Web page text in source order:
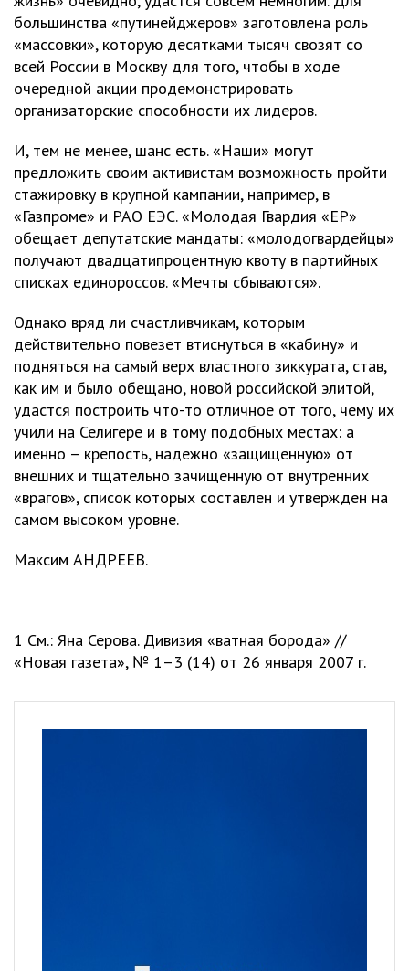
большинства «путинейджеров» заготовлена роль
«массовки», которую десятками тысяч свозят со
всей России в Москву для того, чтобы в ходе
очередной акции продемонстрировать
организаторские способности их лидеров.
И, тем не менее, шанс есть. «Наши» могут
предложить своим активистам возможность пройти
стажировку в крупной кампании, например, в
«Газпроме» и РАО ЕЭС. «Молодая Гвардия «ЕР»
обещает депутатские мандаты: «молодогвардейцы»
получают двадцатипроцентную квоту в партийных
списках единороссов. «Мечты сбываются».
Однако вряд ли счастливчикам, которым
действительно повезет втиснуться в «кабину» и
подняться на самый верх властного зиккурата, став,
как им и было обещано, новой российской элитой,
удастся построить что-то отличное от того, чему их
учили на Селигере и в тому подобных местах: а
именно – крепость, надежно «защищенную» от
внешних и тщательно зачищенную от внутренних
«врагов», список которых составлен и утвержден на
самом высоком уровне.
Максим АНДРЕЕВ.
1 См.: Яна Серова. Дивизия «ватная борода» //
«Новая газета», № 1–3 (14) от 26 января 2007 г.